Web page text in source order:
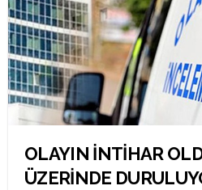
OLAYIN İNTİHAR
ÜZERİNDE